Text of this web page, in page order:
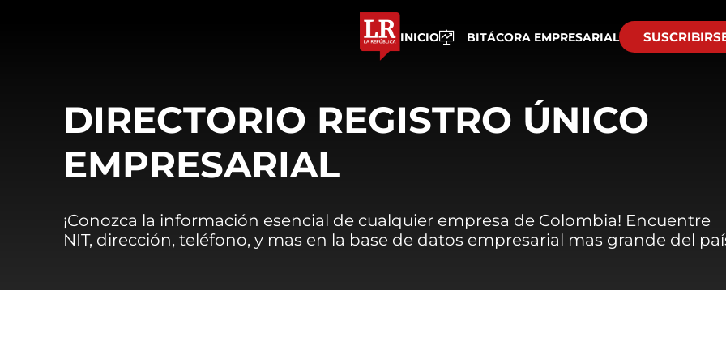
INICIO BITÁCORA EMPRESARIAL
DIRECTORIO REGISTRO ÚNICO
EMPRESARIAL
¡Conozca la información esencial de cualquier empresa de Colombia! Encuentre
NIT, dirección, teléfono, y mas en la base de datos empresarial mas grande del